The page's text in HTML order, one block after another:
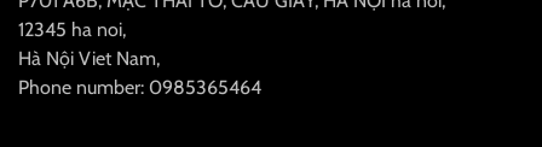
12345 ha noi,
Hà Nội Viet Nam,
Phone number: 0985365464